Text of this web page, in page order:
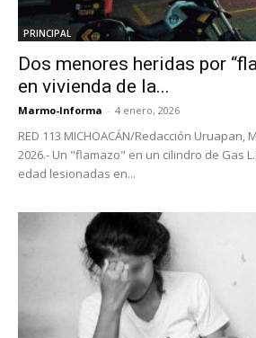
PRINCIPAL
Dos menores heridas por
en vivienda de la...
Marmo-Informa - 4 enero, 2026
RED 113 MICHOACÁN/Redacción Uruapan,
2026.- Un "flamazo" en un cilindro de Gas
edad lesionadas en...